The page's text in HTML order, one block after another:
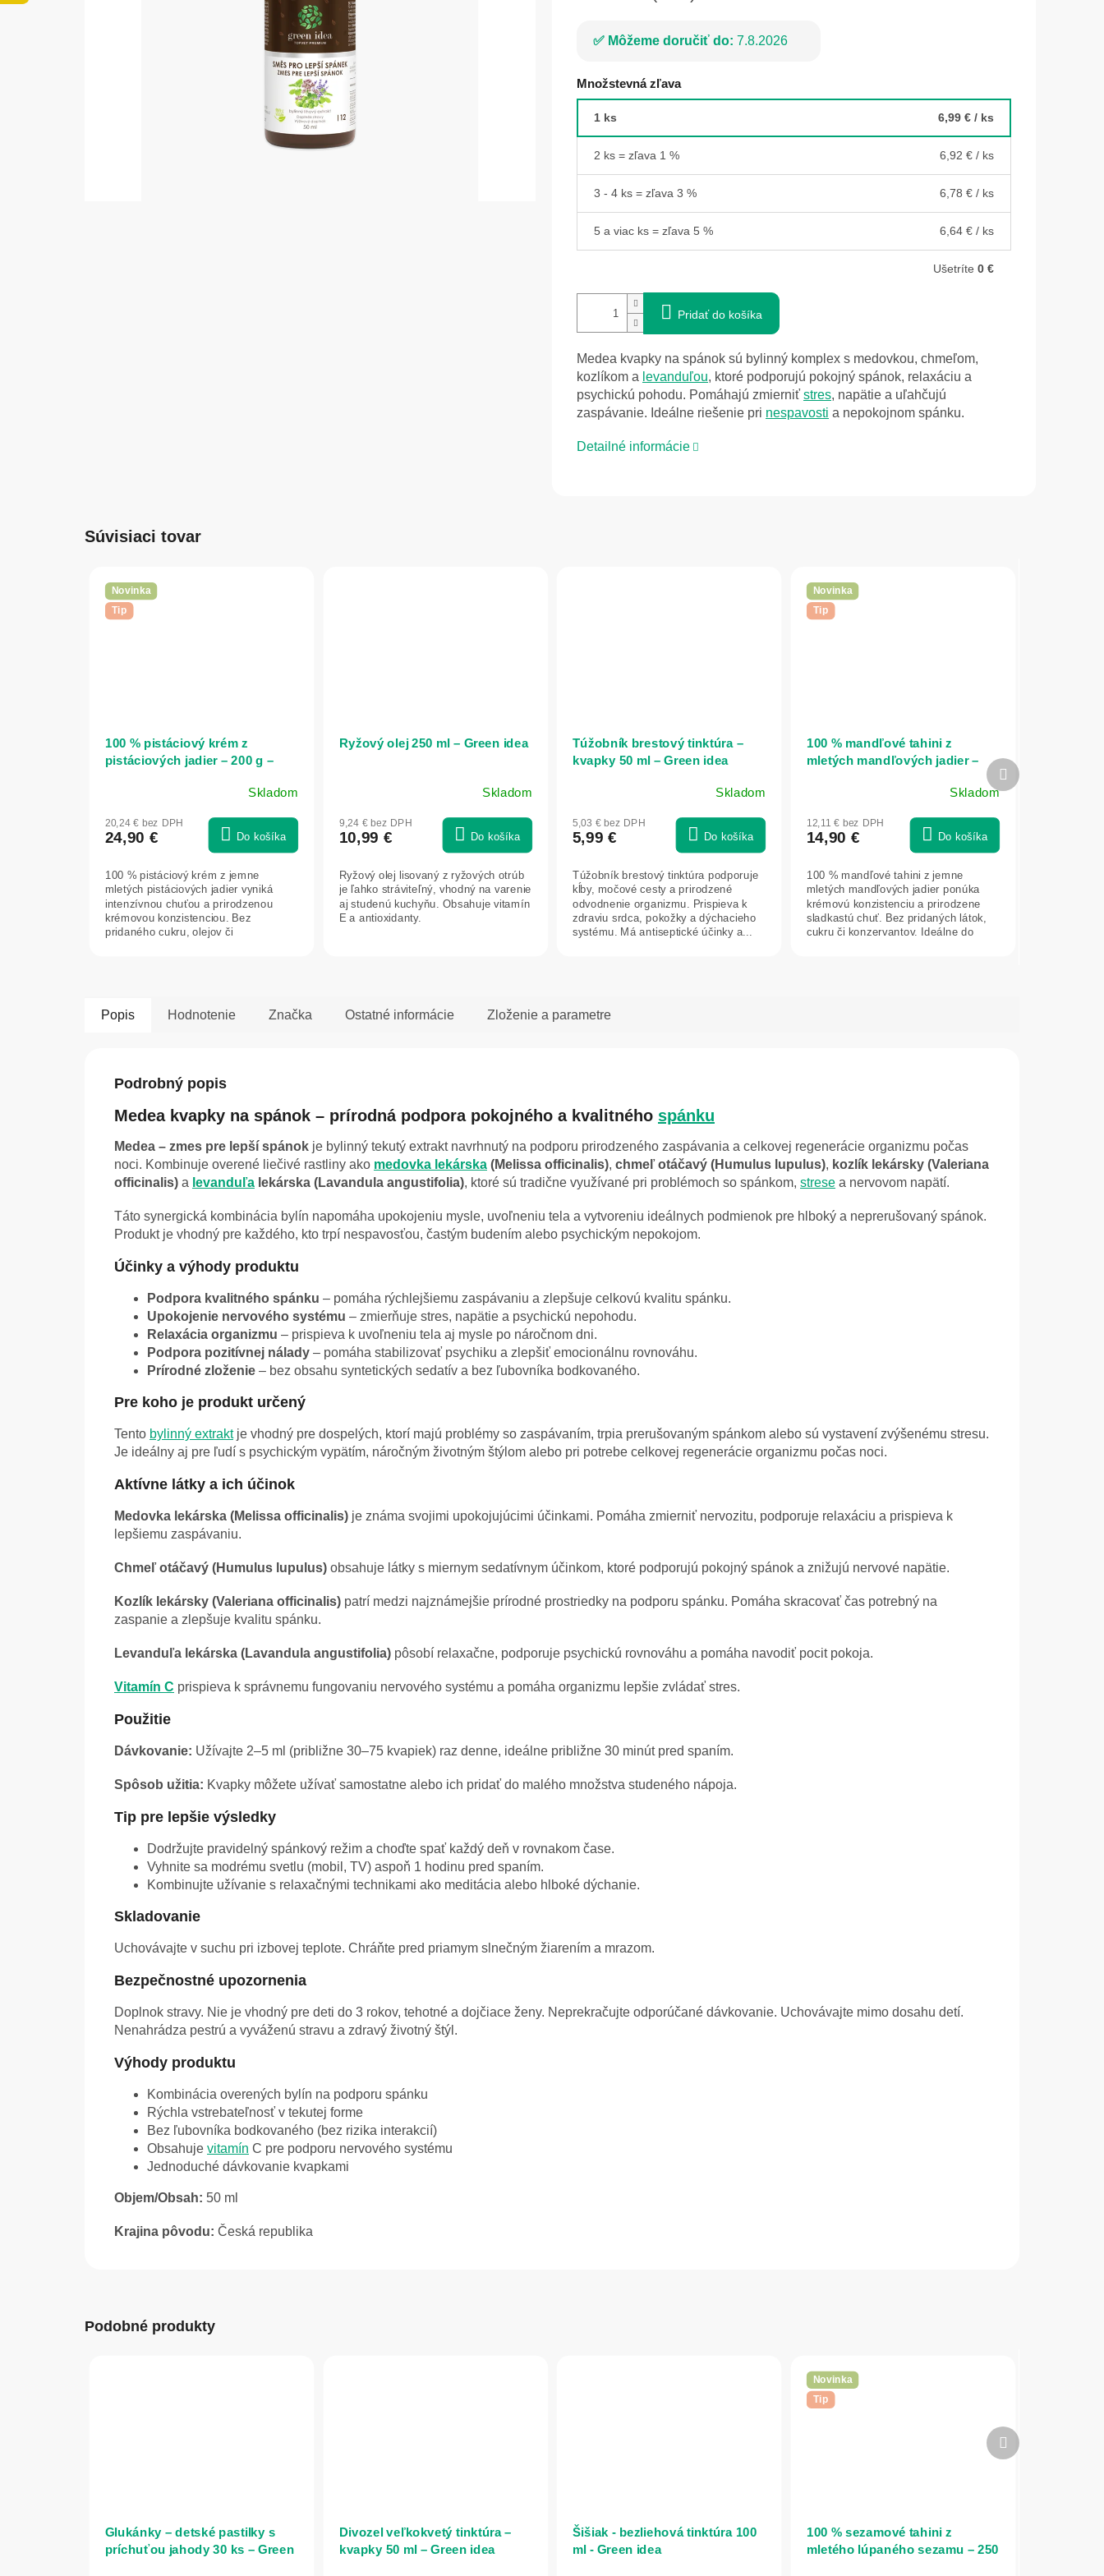
Môžeme doručiť do: 7.8.2026
Množstevná zľava
1 ks 6,99 € / ks
2 ks = zľava 1 % 6,92 € / ks
3 - 4 ks = zľava 3 % 6,78 € / ks
5 a viac ks = zľava 5 % 6,64 € / ks
Ušetríte 0 €
Pridať do košíka
Medea kvapky na spánok sú bylinný komplex s medovkou, chmeľom,
kozlíkom a levanduľou, ktoré podporujú pokojný spánok, relaxáciu a
psychickú pohodu. Pomáhajú zmierniť stres, napätie a uľahčujú
zaspávanie. Ideálne riešenie pri nespavosti a nepokojnom spánku.
Detailné informácie
Súvisiaci tovar
Novinka
Tip
100 % pistáciový krém z
pistáciových jadier – 200 g –
Skladom
20,24 € bez DPH
24,90 € Do košíka
100 % pistáciový krém z jemne
mletých pistáciových jadier vyniká
intenzívnou chuťou a prirodzenou
krémovou konzistenciou. Bez
pridaného cukru, olejov či
Ryžový olej 250 ml – Green idea
Skladom
9,24 € bez DPH
10,99 € Do košíka
Ryžový olej lisovaný z ryžových otrúb
je ľahko stráviteľný, vhodný na varenie
aj studenú kuchyňu. Obsahuje vitamín
E a antioxidanty.
Túžobník brestový tinktúra –
kvapky 50 ml – Green idea
Skladom
5,03 € bez DPH
5,99 € Do košíka
Túžobník brestový tinktúra podporuje
kĺby, močové cesty a prirodzené
odvodnenie organizmu. Prispieva k
zdraviu srdca, pokožky a dýchacieho
systému. Má antiseptické účinky a...
Novinka
Tip
100 % mandľové tahini z
mletých mandľových jadier –
Skladom
12,11 € bez DPH
14,90 € Do košíka
100 % mandľové tahini z jemne
mletých mandľových jadier ponúka
krémovú konzistenciu a prirodzene
sladkastú chuť. Bez pridaných látok,
cukru či konzervantov. Ideálne do
Ďalší
produkt
Popis Hodnotenie Značka Ostatné informácie Zloženie a parametre
Podrobný popis
Medea kvapky na spánok – prírodná podpora pokojného a kvalitného spánku
Medea – zmes pre lepší spánok je bylinný tekutý extrakt navrhnutý na podporu prirodzeného zaspávania a celkovej regenerácie organizmu počas
noci. Kombinuje overené liečivé rastliny ako medovka lekárska (Melissa officinalis), chmeľ otáčavý (Humulus lupulus), kozlík lekársky (Valeriana
officinalis) a levanduľa lekárska (Lavandula angustifolia), ktoré sú tradične využívané pri problémoch so spánkom, strese a nervovom napätí.
Táto synergická kombinácia bylín napomáha upokojeniu mysle, uvoľneniu tela a vytvoreniu ideálnych podmienok pre hlboký a neprerušovaný spánok.
Produkt je vhodný pre každého, kto trpí nespavosťou, častým budením alebo psychickým nepokojom.
Účinky a výhody produktu
Podpora kvalitného spánku – pomáha rýchlejšiemu zaspávaniu a zlepšuje celkovú kvalitu spánku.
Upokojenie nervového systému – zmierňuje stres, napätie a psychickú nepohodu.
Relaxácia organizmu – prispieva k uvoľneniu tela aj mysle po náročnom dni.
Podpora pozitívnej nálady – pomáha stabilizovať psychiku a zlepšiť emocionálnu rovnováhu.
Prírodné zloženie – bez obsahu syntetických sedatív a bez ľubovníka bodkovaného.
Pre koho je produkt určený
Tento bylinný extraktje vhodný pre dospelých, ktorí majú problémy so zaspávaním, trpia prerušovaným spánkom alebo sú vystavení zvýšenému stresu.
Je ideálny aj pre ľudí s psychickým vypätím, náročným životným štýlom alebo pri potrebe celkovej regenerácie organizmu počas noci.
Aktívne látky a ich účinok
Medovka lekárska (Melissa officinalis) je známa svojimi upokojujúcimi účinkami. Pomáha zmierniť nervozitu, podporuje relaxáciu a prispieva k
lepšiemu zaspávaniu.
Chmeľ otáčavý (Humulus lupulus) obsahuje látky s miernym sedatívnym účinkom, ktoré podporujú pokojný spánok a znižujú nervové napätie.
Kozlík lekársky (Valeriana officinalis) patrí medzi najznámejšie prírodné prostriedky na podporu spánku. Pomáha skracovať čas potrebný na
zaspanie a zlepšuje kvalitu spánku.
Levanduľa lekárska (Lavandula angustifolia) pôsobí relaxačne, podporuje psychickú rovnováhu a pomáha navodiť pocit pokoja.
Vitamín C prispieva k správnemu fungovaniu nervového systému a pomáha organizmu lepšie zvládať stres.
Použitie
Dávkovanie: Užívajte 2–5 ml (približne 30–75 kvapiek) raz denne, ideálne približne 30 minút pred spaním.
Spôsob užitia: Kvapky môžete užívať samostatne alebo ich pridať do malého množstva studeného nápoja.
Tip pre lepšie výsledky
Dodržujte pravidelný spánkový režim a choďte spať každý deň v rovnakom čase.
Vyhnite sa modrému svetlu (mobil, TV) aspoň 1 hodinu pred spaním.
Kombinujte užívanie s relaxačnými technikami ako meditácia alebo hlboké dýchanie.
Skladovanie
Uchovávajte v suchu pri izbovej teplote. Chráňte pred priamym slnečným žiarením a mrazom.
Bezpečnostné upozornenia
Doplnok stravy. Nie je vhodný pre deti do 3 rokov, tehotné a dojčiace ženy. Neprekračujte odporúčané dávkovanie. Uchovávajte mimo dosahu detí.
Nenahrádza pestrú a vyváženú stravu a zdravý životný štýl.
Výhody produktu
Kombinácia overených bylín na podporu spánku
Rýchla vstrebateľnosť v tekutej forme
Bez ľubovníka bodkovaného (bez rizika interakcií)
Obsahuje vitamín C pre podporu nervového systému
Jednoduché dávkovanie kvapkami
Objem/Obsah: 50 ml
Krajina pôvodu: Česká republika
Podobné produkty
Glukánky – detské pastilky s
príchuťou jahody 30 ks – Green
Divozel veľkokvetý tinktúra –
kvapky 50 ml – Green idea
Šišiak - bezliehová tinktúra 100
ml - Green idea
Novinka
Tip
100 % sezamové tahini z
mletého lúpaného sezamu – 250
Ďalší
produkt